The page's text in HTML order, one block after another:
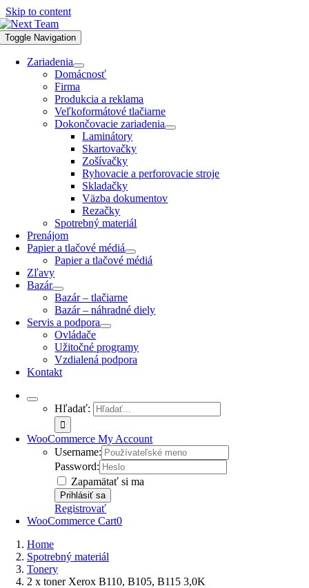
Skip to content
Toggle Navigation
Zariadenia
Domácnosť
Firma
Produkcia a reklama
Veľkoformátové tlačiarne
Dokončovacie zariadenia
Laminátory
Skartovačky
Zošívačky
Ryhovacie a perforovacie stroje
Skladačky
Väzba dokumentov
Rezačky
Spotrebný materiál
Prenájom
Papier a tlačové médiá
Papier a tlačové médiá
Zľavy
Bazár
Bazár – tlačiarne
Bazár – náhradné diely
Servis a podpora
Ovládače
Užitočné programy
Vzdialená podpora
Kontakt
Hľadať:
WooCommerce My Account
Username:
Password:
Zapamätať si ma
Registrovať
WooCommerce Cart0
Home
Spotrebný materiál
Tonery
2 x toner Xerox B110, B105, B115 3,0K